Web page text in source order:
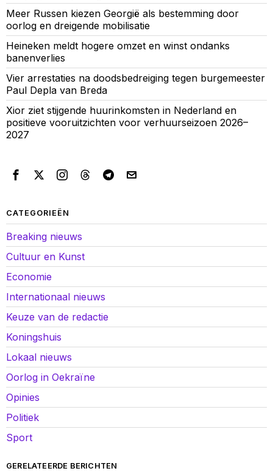
Meer Russen kiezen Georgië als bestemming door
oorlog en dreigende mobilisatie
Heineken meldt hogere omzet en winst ondanks
banenverlies
Vier arrestaties na doodsbedreiging tegen burgemeester
Paul Depla van Breda
Xior ziet stijgende huurinkomsten in Nederland en
positieve vooruitzichten voor verhuurseizoen 2026–
2027
CATEGORIEËN
Breaking nieuws
Cultuur en Kunst
Economie
Internationaal nieuws
Keuze van de redactie
Koningshuis
Lokaal nieuws
Oorlog in Oekraïne
Opinies
Politiek
Sport
GERELATEERDE BERICHTEN